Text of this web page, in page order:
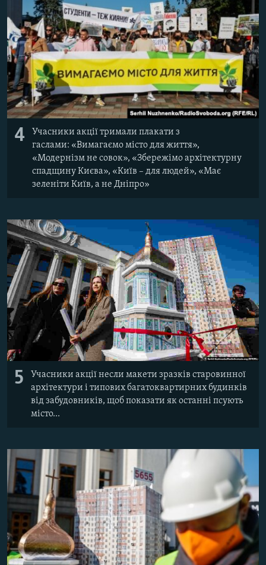
4
Учасники акції тримали плакати з
гаслами: «Вимагаємо місто для життя»,
«Модернізм не совок», «Збережімо архітектурну
спадщину Києва», «Київ – для людей», «Має
зеленіти Київ, а не Дніпро»
5
Учасники акції несли макети зразків старовинної
архітектури і типових багатоквартирних будинків
від забудовників, щоб показати як останні псують
місто...